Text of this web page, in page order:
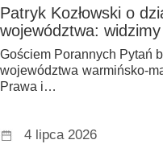
Patryk Kozłowski o
województwa:
Gościem Porannych Pytań
województwa warmińsko-
Prawa i…
4 lipca 2026